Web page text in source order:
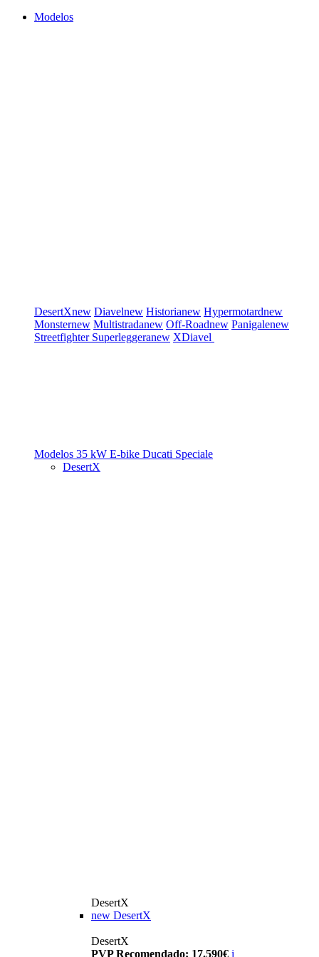
Modelos
DesertXnew Diavelnew Historianew Hypermotardnew
Monsternew Multistradanew Off-Roadnew Panigalenew
Streetfighter Superleggeranew XDiavel
Modelos 35 kW E-bike Ducati Speciale
DesertX
DesertX
new DesertX
DesertX
PVP Recomendado: 17.590€ i